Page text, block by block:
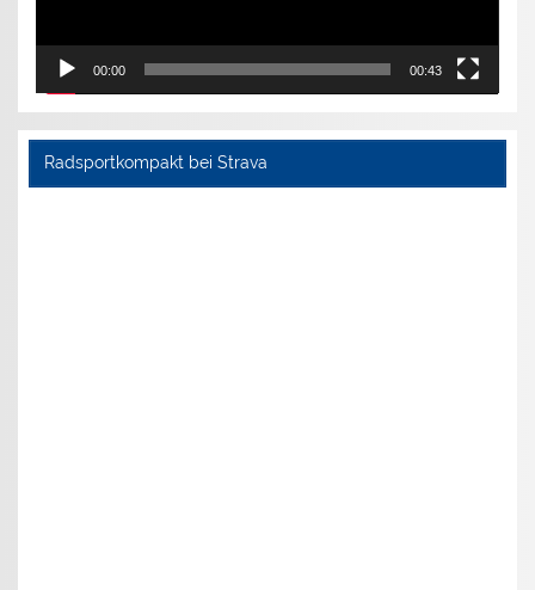
00:00 00:43
Radsportkompakt bei Strava